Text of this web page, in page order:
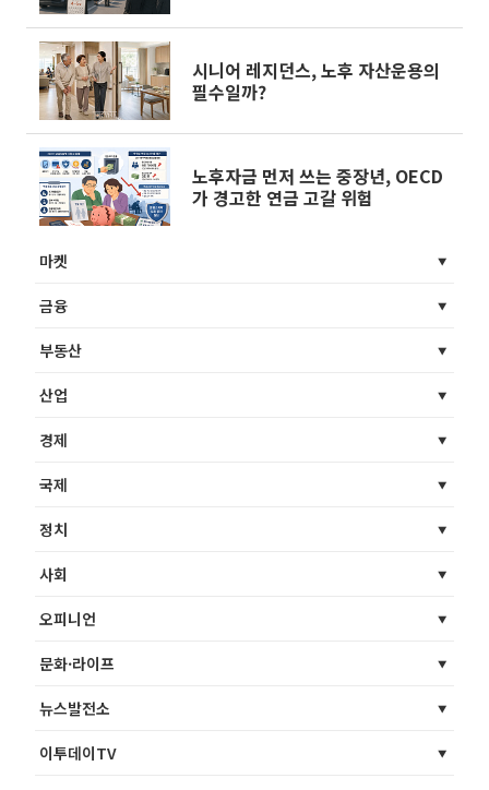
시니어 레지던스, 노후 자산운용의
필수일까?
노후자금 먼저 쓰는 중장년, OECD
가 경고한 연금 고갈 위험
마켓
금융
부동산
산업
경제
국제
정치
사회
오피니언
문화·라이프
뉴스발전소
이투데이TV